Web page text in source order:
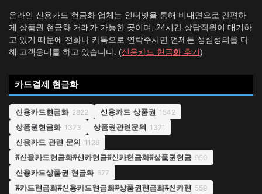
온라인 신용카드 현금화 업체는 인터넷을 통해 비대면으로 간편하
게 상품권 현금화 거래가 가능한 곳이며, 24시간 상담직원이 대기하
고 있기 때문에 전화나 카톡으로 연락주시면 언제든 성심성의를 다
해 고객응대를 하고 있습니다. (신용카드 현금화 후기 )
카드결제 현금화
신용카드현금화 2822 신용카드 상품권 1542
상품권현금화 1373 상품권관련문의 1371
신용카드 관련 문의 1126
#신용카드현금화#신카현금#신카현금화#상품권현금 950
신용카드상품권 현금화 677
#카드현금화#신용카드현금화#상품권현금화#신카현 559